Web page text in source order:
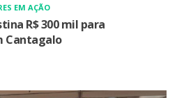
EM AÇÃO
R$ 300 mil para
Cantagalo